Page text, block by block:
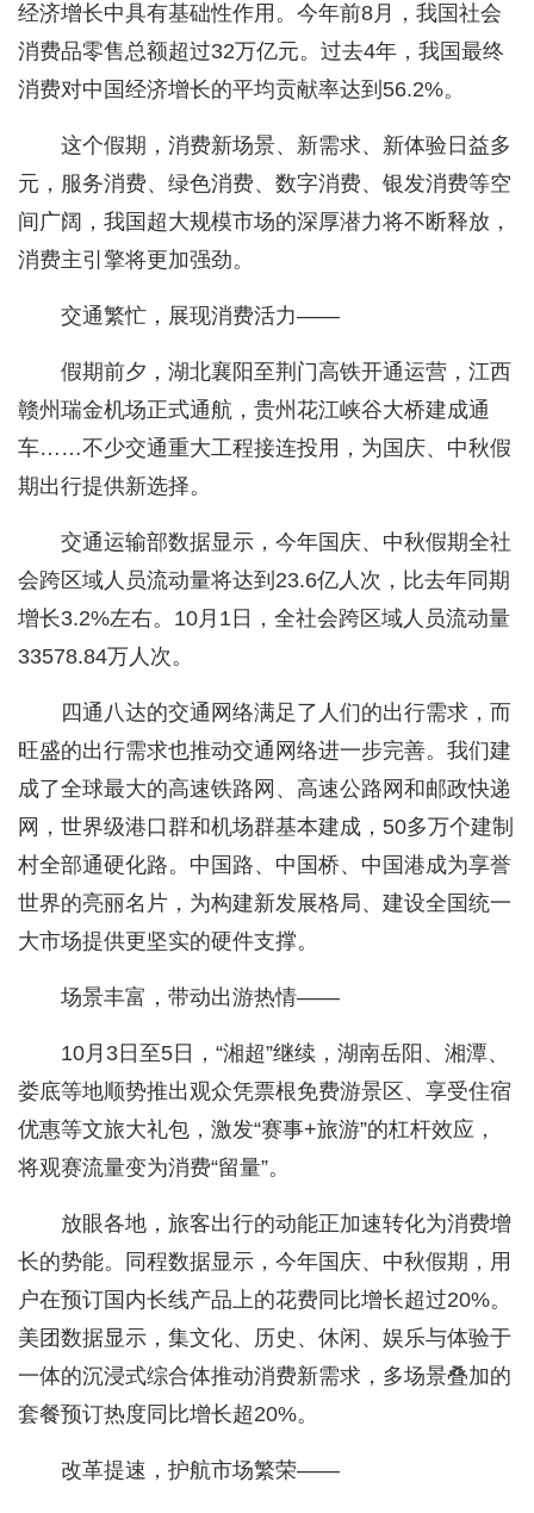
经济增长中具有基础性作用。今年前8月，我国社会
消费品零售总额超过32万亿元。过去4年，我国最终
消费对中国经济增长的平均贡献率达到56.2%。
这个假期，消费新场景、新需求、新体验日益多
元，服务消费、绿色消费、数字消费、银发消费等空
间广阔，我国超大规模市场的深厚潜力将不断释放，
消费主引擎将更加强劲。
交通繁忙，展现消费活力——
假期前夕，湖北襄阳至荆门高铁开通运营，江西
赣州瑞金机场正式通航，贵州花江峡谷大桥建成通
车……不少交通重大工程接连投用，为国庆、中秋假
期出行提供新选择。
交通运输部数据显示，今年国庆、中秋假期全社
会跨区域人员流动量将达到23.6亿人次，比去年同期
增长3.2%左右。10月1日，全社会跨区域人员流动量
33578.84万人次。
四通八达的交通网络满足了人们的出行需求，而
旺盛的出行需求也推动交通网络进一步完善。我们建
成了全球最大的高速铁路网、高速公路网和邮政快递
网，世界级港口群和机场群基本建成，50多万个建制
村全部通硬化路。中国路、中国桥、中国港成为享誉
世界的亮丽名片，为构建新发展格局、建设全国统一
大市场提供更坚实的硬件支撑。
场景丰富，带动出游热情——
10月3日至5日，“湘超”继续，湖南岳阳、湘潭、
娄底等地顺势推出观众凭票根免费游景区、享受住宿
优惠等文旅大礼包，激发“赛事+旅游”的杠杆效应，
将观赛流量变为消费“留量”。
放眼各地，旅客出行的动能正加速转化为消费增
长的势能。同程数据显示，今年国庆、中秋假期，用
户在预订国内长线产品上的花费同比增长超过20%。
美团数据显示，集文化、历史、休闲、娱乐与体验于
一体的沉浸式综合体推动消费新需求，多场景叠加的
套餐预订热度同比增长超20%。
改革提速，护航市场繁荣——